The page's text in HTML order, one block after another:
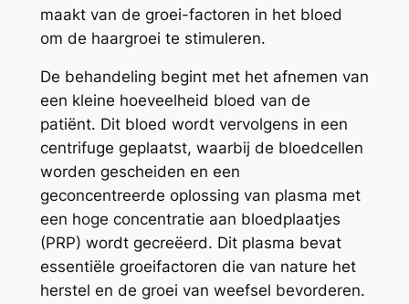
maakt van de groei-factoren in het bloed
om de haargroei te stimuleren.
De behandeling begint met het afnemen van
een kleine hoeveelheid bloed van de
patiënt. Dit bloed wordt vervolgens in een
centrifuge geplaatst, waarbij de bloedcellen
worden gescheiden en een
geconcentreerde oplossing van plasma met
een hoge concentratie aan bloedplaatjes
(PRP) wordt gecreëerd. Dit plasma bevat
essentiële groeifactoren die van nature het
herstel en de groei van weefsel bevorderen.